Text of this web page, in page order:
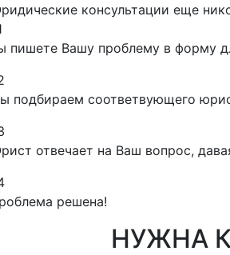
консультации еще
пишете Вашу проблему в форму
подбираем соответвующего
отвечает на Ваш вопрос,
решена!
НУЖНА